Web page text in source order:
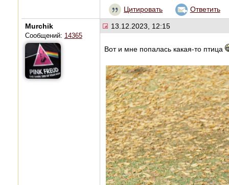
Цитировать Ответить
Murchik
Сообщений: 14365
13.12.2023, 12:15
Вот и мне попалась какая-то птица